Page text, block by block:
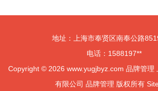
地址：上海市奉贤区南奉公路
电话：1588197**
Copyright © 2026 www.yugjbyz.com 品牌管理
有限公司 品牌管理 版权所有